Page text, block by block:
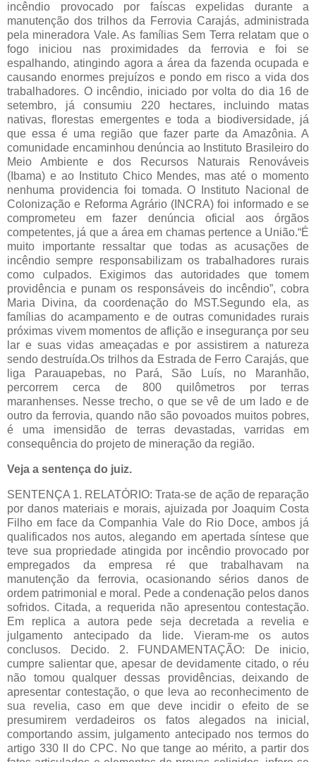
incêndio provocado por faíscas expelidas durante a
manutenção dos trilhos da Ferrovia Carajás, administrada
pela mineradora Vale. As famílias Sem Terra relatam que o
fogo iniciou nas proximidades da ferrovia e foi se
espalhando, atingindo agora a área da fazenda ocupada e
causando enormes prejuízos e pondo em risco a vida dos
trabalhadores. O incêndio, iniciado por volta do dia 16 de
setembro, já consumiu 220 hectares, incluindo matas
nativas, florestas emergentes e toda a biodiversidade, já
que essa é uma região que fazer parte da Amazônia. A
comunidade encaminhou denúncia ao Instituto Brasileiro do
Meio Ambiente e dos Recursos Naturais Renováveis
(Ibama) e ao Instituto Chico Mendes, mas até o momento
nenhuma providencia foi tomada. O Instituto Nacional de
Colonização e Reforma Agrário (INCRA) foi informado e se
comprometeu em fazer denúncia oficial aos órgãos
competentes, já que a área em chamas pertence a União.“É
muito importante ressaltar que todas as acusações de
incêndio sempre responsabilizam os trabalhadores rurais
como culpados. Exigimos das autoridades que tomem
providência e punam os responsáveis do incêndio”, cobra
Maria Divina, da coordenação do MST.Segundo ela, as
famílias do acampamento e de outras comunidades rurais
próximas vivem momentos de aflição e insegurança por seu
lar e suas vidas ameaçadas e por assistirem a natureza
sendo destruída.Os trilhos da Estrada de Ferro Carajás, que
liga Parauapebas, no Pará, São Luís, no Maranhão,
percorrem cerca de 800 quilômetros por terras
maranhenses. Nesse trecho, o que se vê de um lado e de
outro da ferrovia, quando não são povoados muitos pobres,
é uma imensidão de terras devastadas, varridas em
consequência do projeto de mineração da região.
Veja a sentença do juiz.
SENTENÇA 1. RELATÓRIO: Trata-se de ação de reparação
por danos materiais e morais, ajuizada por Joaquim Costa
Filho em face da Companhia Vale do Rio Doce, ambos já
qualificados nos autos, alegando em apertada síntese que
teve sua propriedade atingida por incêndio provocado por
empregados da empresa ré que trabalhavam na
manutenção da ferrovia, ocasionando sérios danos de
ordem patrimonial e moral. Pede a condenação pelos danos
sofridos. Citada, a requerida não apresentou contestação.
Em replica a autora pede seja decretada a revelia e
julgamento antecipado da lide. Vieram-me os autos
conclusos. Decido. 2. FUNDAMENTAÇÃO: De inicio,
cumpre salientar que, apesar de devidamente citado, o réu
não tomou qualquer dessas providências, deixando de
apresentar contestação, o que leva ao reconhecimento de
sua revelia, caso em que deve incidir o efeito de se
presumirem verdadeiros os fatos alegados na inicial,
comportando assim, julgamento antecipado nos termos do
artigo 330 II do CPC. No que tange ao mérito, a partir dos